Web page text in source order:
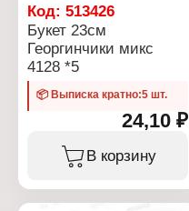
Код: 513426
Букет 23см
Георгинчики микс
4128 *5
📦 Выписка кратно:5 шт.
24,10 ₽
В корзину